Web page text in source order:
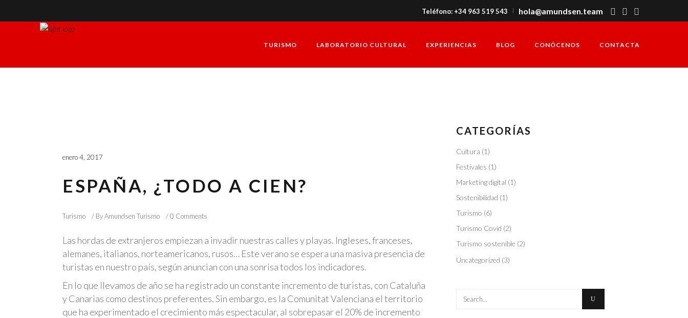
Teléfono: +34 963 519 543 hola@amundsen.team
TURISMO LABORATORIO CULTURAL EXPERIENCIAS BLOG CONÓCENOS CONTACTA
enero 4, 2017
ESPAÑA, ¿TODO A CIEN?
Turismo ByAmundsen Turismo 0 Comments
Las hordas de extranjeros empiezan a invadir nuestras calles y playas. Ingleses, franceses,
alemanes, italianos, norteamericanos, rusos… Este verano se espera una masiva presencia de
turistas en nuestro país, según anuncian con una sonrisa todos los indicadores.
En lo que llevamos de año se ha registrado un constante incremento de turistas, con Cataluña
y Canarias como destinos preferentes. Sin embargo, es la Comunitat Valenciana el territorio
que ha experimentado el crecimiento más espectacular, al sobrepasar el 20% de incremento
CATEGORÍAS
Cultura (1)
Festivales (1)
Marketing digital (1)
Sostenibilidad (1)
Turismo (6)
Turismo Covid (2)
Turismo sostenible (2)
Uncategorized (3)
Search